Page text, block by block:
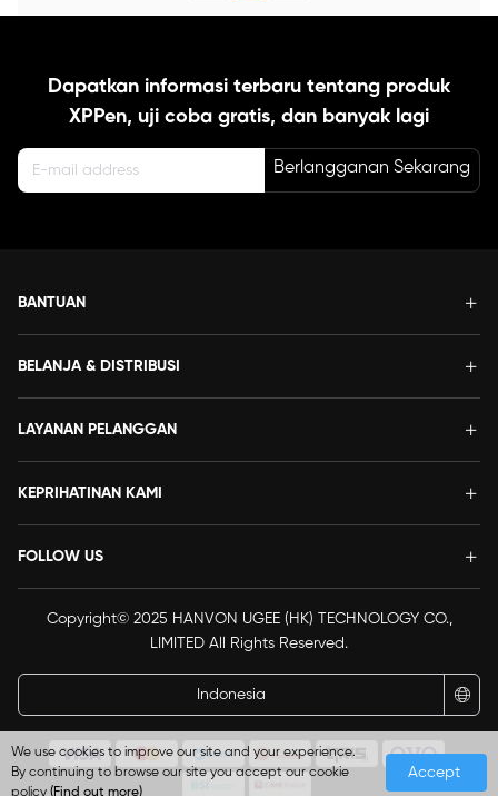
Dapatkan informasi terbaru tentang produk
XPPen, uji coba gratis, dan banyak lagi
Berlangganan Sekarang
BANTUAN
BELANJA & DISTRIBUSI
LAYANAN PELANGGAN
KEPRIHATINAN KAMI
FOLLOW US
Copyright© 2025 HANVON UGEE (HK) TECHNOLOGY CO.,
LIMITED All Rights Reserved.
We use cookies to improve our site and your experience.
By continuing to browse our site you accept our cookie
policy (Find out more)
Accept
Indonesia